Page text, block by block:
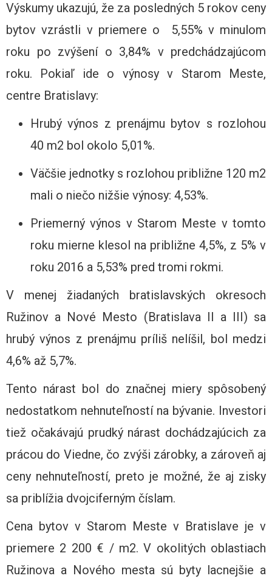
Výskumy ukazujú, že za posledných 5 rokov ceny
bytov vzrástli v priemere o 5,55% v minulom
roku po zvýšení o 3,84% v predchádzajúcom
roku. Pokiaľ ide o výnosy v Starom Meste,
centre Bratislavy:
Hrubý výnos z prenájmu bytov s rozlohou
40 m2 bol okolo 5,01%.
Väčšie jednotky s rozlohou približne 120 m2
mali o niečo nižšie výnosy: 4,53%.
Priemerný výnos v Starom Meste v tomto
roku mierne klesol na približne 4,5%, z 5% v
roku 2016 a 5,53% pred tromi rokmi.
V menej žiadaných bratislavských okresoch
Ružinov a Nové Mesto (Bratislava II a III) sa
hrubý výnos z prenájmu príliš nelíšil, bol medzi
4,6% až 5,7%.
Tento nárast bol do značnej miery spôsobený
nedostatkom nehnuteľností na bývanie. Investori
tiež očakávajú prudký nárast dochádzajúcich za
prácou do Viedne, čo zvýši zárobky, a zároveň aj
ceny nehnuteľností, preto je možné, že aj zisky
sa priblížia dvojciferným číslam.
Cena bytov v Starom Meste v Bratislave je v
priemere 2 200 € / m2. V okolitých oblastiach
Ružinova a Nového mesta sú byty lacnejšie a